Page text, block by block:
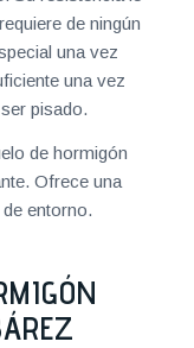
de ningún
una vez
una vez
pisado.
de hormigón
Ofrece una
entorno.